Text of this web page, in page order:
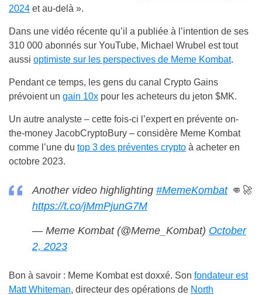
2024 et au-delà ».
Dans une vidéo récente qu’il a publiée à l’intention de ses
310 000 abonnés sur YouTube, Michael Wrubel est tout
aussi optimiste sur les perspectives de Meme Kombat.
Pendant ce temps, les gens du canal Crypto Gains
prévoient un gain 10x pour les acheteurs du jeton $MK.
Un autre analyste – cette fois-ci l’expert en prévente on-
the-money JacobCryptoBury – considère Meme Kombat
comme l’une du top 3 des préventes crypto à acheter en
octobre 2023.
Another video highlighting #MemeKombat👊🚀
https://t.co/jMmPjunG7M
— Meme Kombat (@Meme_Kombat) October
2, 2023
Bon à savoir : Meme Kombat est doxxé. Son fondateur est
Matt Whiteman, directeur des opérations de North